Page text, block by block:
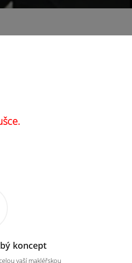
koncept
vaší makléřskou